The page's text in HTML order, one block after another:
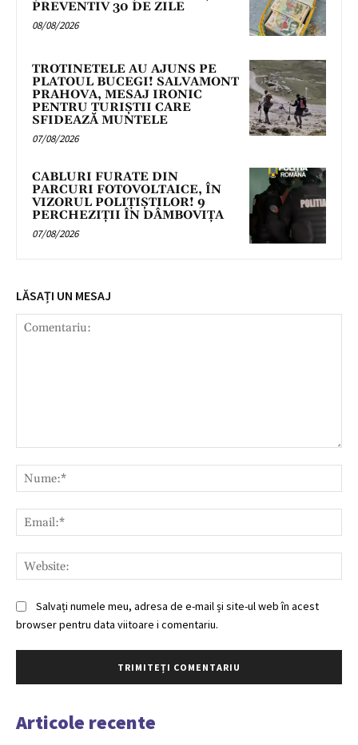
PREVENTIV 30 DE ZILE
08/08/2026
TROTINETELE AU AJUNS PE
PLATOUL BUCEGI! SALVAMONT
PRAHOVA, MESAJ IRONIC
PENTRU TURIȘTII CARE
SFIDEAZĂ MUNTELE
07/08/2026
CABLURI FURATE DIN
PARCURI FOTOVOLTAICE, ÎN
VIZORUL POLIȚIȘTILOR! 9
PERCHEZIȚII ÎN DÂMBOVIȚA
07/08/2026
LĂSAȚI UN MESAJ
Salvați numele meu, adresa de e-mail și site-ul web în acest
browser pentru data viitoare i comentariu.
Articole recente